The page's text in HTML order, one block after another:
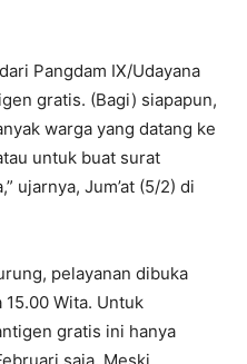
Pangdam IX/Udayana
gratis. (Bagi) siapapun,
warga yang datang ke
untuk buat surat
ujarnya, Jum’at (5/2) di
pelayanan dibuka
Wita. Untuk
gratis ini hanya
saja. Meski